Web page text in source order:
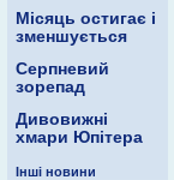
Місяць остигає і
зменшується
Серпневий
зорепад
Дивовижні
хмари Юпітера
Інші новини